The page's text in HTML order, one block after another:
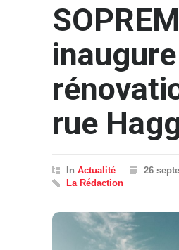
rue
In Actualité
26
La Rédaction